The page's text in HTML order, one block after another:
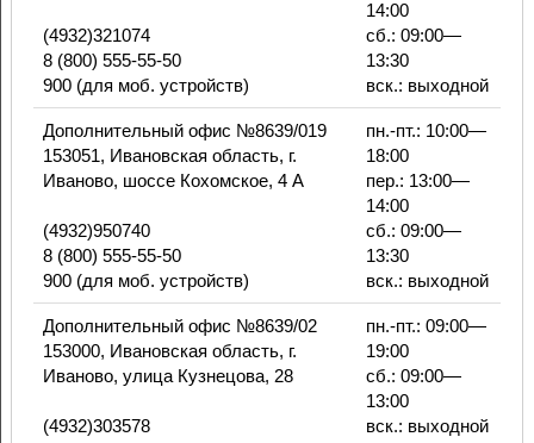
(4932)321074
8 (800) 555-55-50
900 (для моб. устройств)
14:00
сб.: 09:00—
13:30
вск.: выходной
Дополнительный офис №8639/019
153051, Ивановская область, г.
Иваново, шоссе Кохомское, 4 А
(4932)950740
8 (800) 555-55-50
900 (для моб. устройств)
пн.-пт.: 10:00—
18:00
пер.: 13:00—
14:00
сб.: 09:00—
13:30
вск.: выходной
Дополнительный офис №8639/02
153000, Ивановская область, г.
Иваново, улица Кузнецова, 28
(4932)303578
пн.-пт.: 09:00—
19:00
сб.: 09:00—
13:00
вск.: выходной